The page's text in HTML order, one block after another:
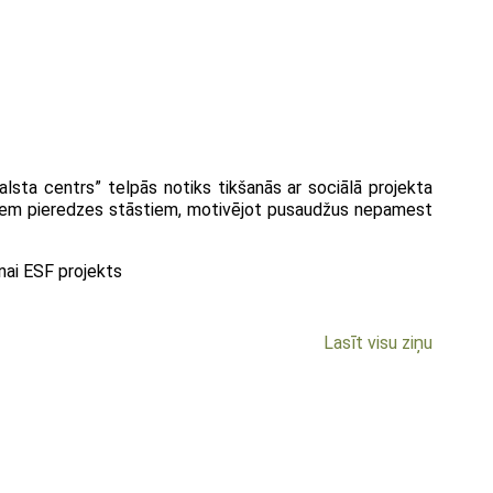
centrs” telpās notiks tikšanās ar sociālā projekta
pieredzes stāstiem, motivējot pusaudžus nepamest
ESF projekts
Lasīt visu ziņu